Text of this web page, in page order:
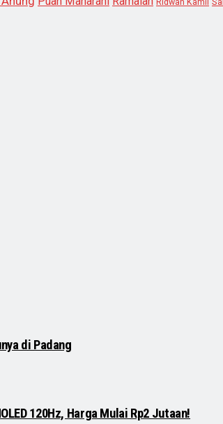
Ridwan Kamil
di Padang
120Hz, Harga Mulai Rp2 Jutaan!